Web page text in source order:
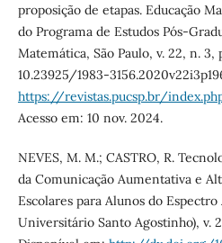
proposição de etapas. Educação
do Programa de Estudos Pós-
Matemática, São Paulo, v. 22, n. 3,
10.23925/1983-
https://revistas.pucsp.br/
Acesso em: 10 nov. 2024.
NEVES, M. M.; CASTRO, R.
da Comunicação Aumentativa e
Escolares para Alunos do
Universitário Santo Agostinho), v.